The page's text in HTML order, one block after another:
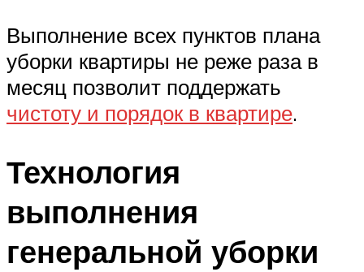
Выполнение всех пунктов плана
уборки квартиры не реже раза в
месяц позволит поддержать
чистоту и порядок в квартире.
Технология
выполнения
генеральной уборки